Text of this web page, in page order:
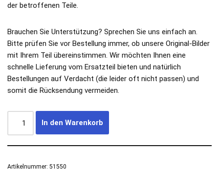
der betroffenen Teile.
Brauchen Sie Unterstützung? Sprechen Sie uns einfach an.
Bitte prüfen Sie vor Bestellung immer, ob unsere Original-Bilder
mit Ihrem Teil übereinstimmen. Wir möchten Ihnen eine
schnelle Lieferung vom Ersatzteil bieten und natürlich
Bestellungen auf Verdacht (die leider oft nicht passen) und
somit die Rücksendung vermeiden.
In den Warenkorb
Artikelnummer: 51550